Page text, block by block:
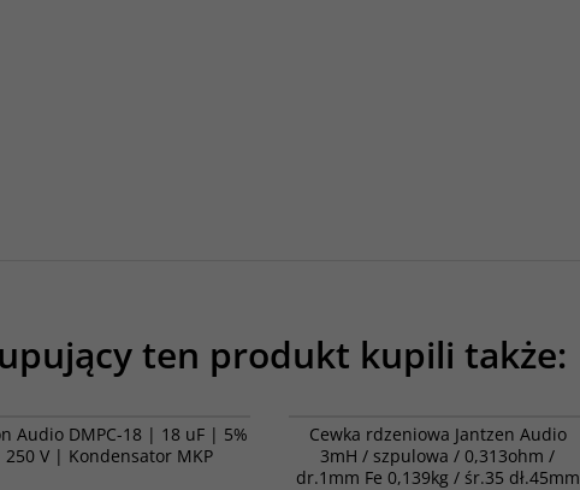
ten produkt kupili także:
Audio DMPC-18 | 18 uF | 5%
250 V | Kondensator MKP
Cewka rdzeniowa Jantzen Audio
3mH / szpulowa / 0,313ohm /
dr.1mm Fe 0,139kg / śr.35 dł.45mm